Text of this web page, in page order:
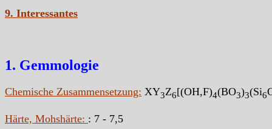
9. Interessantes
1. Gemmologie
Chemische Zusammensetzung: XY3Z6[(OH,F)4(BO3)3(Si6
Härte, Mohshärte: : 7 - 7,5